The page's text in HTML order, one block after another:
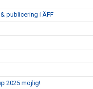
publicering i ÄFF
2025 möjlig!